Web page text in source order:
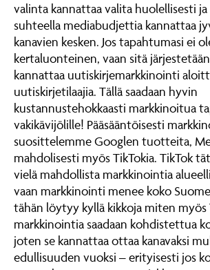
valinta kannattaa valita huolellisesti
suhteella mediabudjettia kannattaa
kanavien kesken. Jos tapahtumasi ei
kertaluonteinen, vaan sitä
kannattaa uutiskirjemarkkinointi
uutiskirjetilaajia. Tällä saadaan hyvin
kustannustehokkaasti markkinoitua
vakikävijölille! Pääsääntöisesti
suosittelemme Googlen tuotteita,
mahdolisesti myös TikTokia. TikTok
vielä mahdollista markkinointia
vaan markkinointi menee koko
tähän löytyy kyllä kikkoja miten myös
markkinointia saadaan kohdistettua
joten se kannattaa ottaa kanavaksi
edullisuuden vuoksi – erityisesti jos